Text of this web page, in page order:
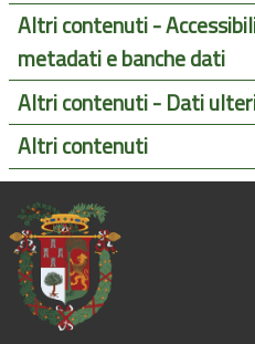
Altri contenuti -
metadati e banche dati
Altri contenuti - Dati
Altri contenuti